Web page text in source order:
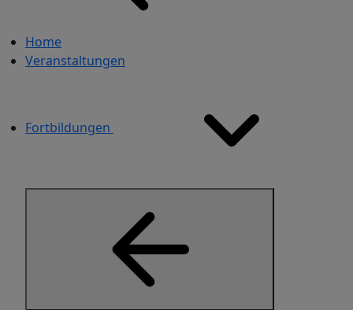
Home
Veranstaltungen
Fortbildungen